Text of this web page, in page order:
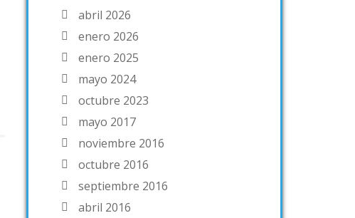
abril 2026
enero 2026
enero 2025
mayo 2024
octubre 2023
mayo 2017
noviembre 2016
octubre 2016
septiembre 2016
abril 2016